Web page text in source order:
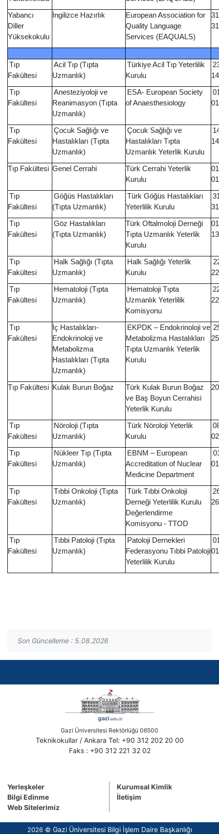
Yabancı
Diller
Yüksekokulu
İngilizce Hazırlık
European Association for
Quality Language
Services (EAQUALS)
Tıp
Fakültesi
Acil Tıp (Tıpta
Uzmanlık)
Türkiye Acil Tıp Yeterlilik
Kurulu
Tıp
Fakültesi
Anesteziyoloji ve
Reanimasyon (Tıpta
Uzmanlık)
ESA- European Society
of Anaesthesiology
Tıp
Fakültesi
Çocuk Sağlığı ve
Hastalıkları (Tıpta
Uzmanlık)
Çocuk Sağlığı ve
Hastalıkları Tıpta
Uzmanlık Yeterlik Kurulu
Tıp Fakültesi Genel Cerrahi
Türk Cerrahi Yeterlik
Kurulu
Tıp
Fakültesi
Göğüs Hastalıkları
(Tıpta Uzmanlık)
Türk Göğüs Hastalıkları
Yeterlilik Kurulu
Tıp
Fakültesi
Göz Hastalıkları
(Tıpta Uzmanlık)
Türk Oftalmoloji Derneği
Tıpta Uzmanlık Yeterlik
Kurulu
Tıp
Fakültesi
Halk Sağlığı (Tıpta
Uzmanlık)
Halk Sağlığı Yeterlik
Kurulu
Tıp
Fakültesi
Hematoloji (Tıpta
Uzmanlık)
Hematoloji Tıpta
Uzmanlık Yeterlilik
Komisyonu
Tıp
Fakültesi
İç Hastalıkları-
Endokrinoloji ve
Metabolizma
Hastalıkları (Tıpta
Uzmanlık)
EKPDK – Endokrinoloji ve
Metabolizma Hastalıkları
Tıpta Uzmanlık Yeterlik
Kurulu
Tıp Fakültesi Kulak Burun Boğaz
Türk Kulak Burun Boğaz
ve Baş Boyun Cerrahisi
Yeterlik Kurulu
Tıp
Fakültesi
Nöroloji (Tıpta
Uzmanlık)
Türk Nöroloji Yeterlik
Kurulu
Tıp
Fakültesi
Nükleer Tıp (Tıpta
Uzmanlık)
EBNM – European
Accreditation of Nuclear
Medicine Department
Tıp
Fakültesi
Tıbbi Onkoloji (Tıpta
Uzmanlık)
Türk Tıbbi Onkoloji
Derneği Yeterlilik Kurulu
Değerlendirme
Komisyonu - TTOD
Tıp
Fakültesi
Tıbbi Patoloji (Tıpta
Uzmanlık)
Patoloji Dernekleri
Federasyonu Tıbbi Patoloji
Yeterlilik Kurulu
Son Güncelleme : 5.08.2026
Gazi Üniversitesi Rektörlüğü 06500
Teknikokullar / Ankara Tel: +90 312 202 20 00
Faks : +90 312 221 32 02
Yerleşkeler
Bilgi Edinme
Web Sitelerimiz
Kurumsal Kimlik
İletişim
2026 © Gazi Üniversitesi Bilgi İşlem Daire Başkanlığı